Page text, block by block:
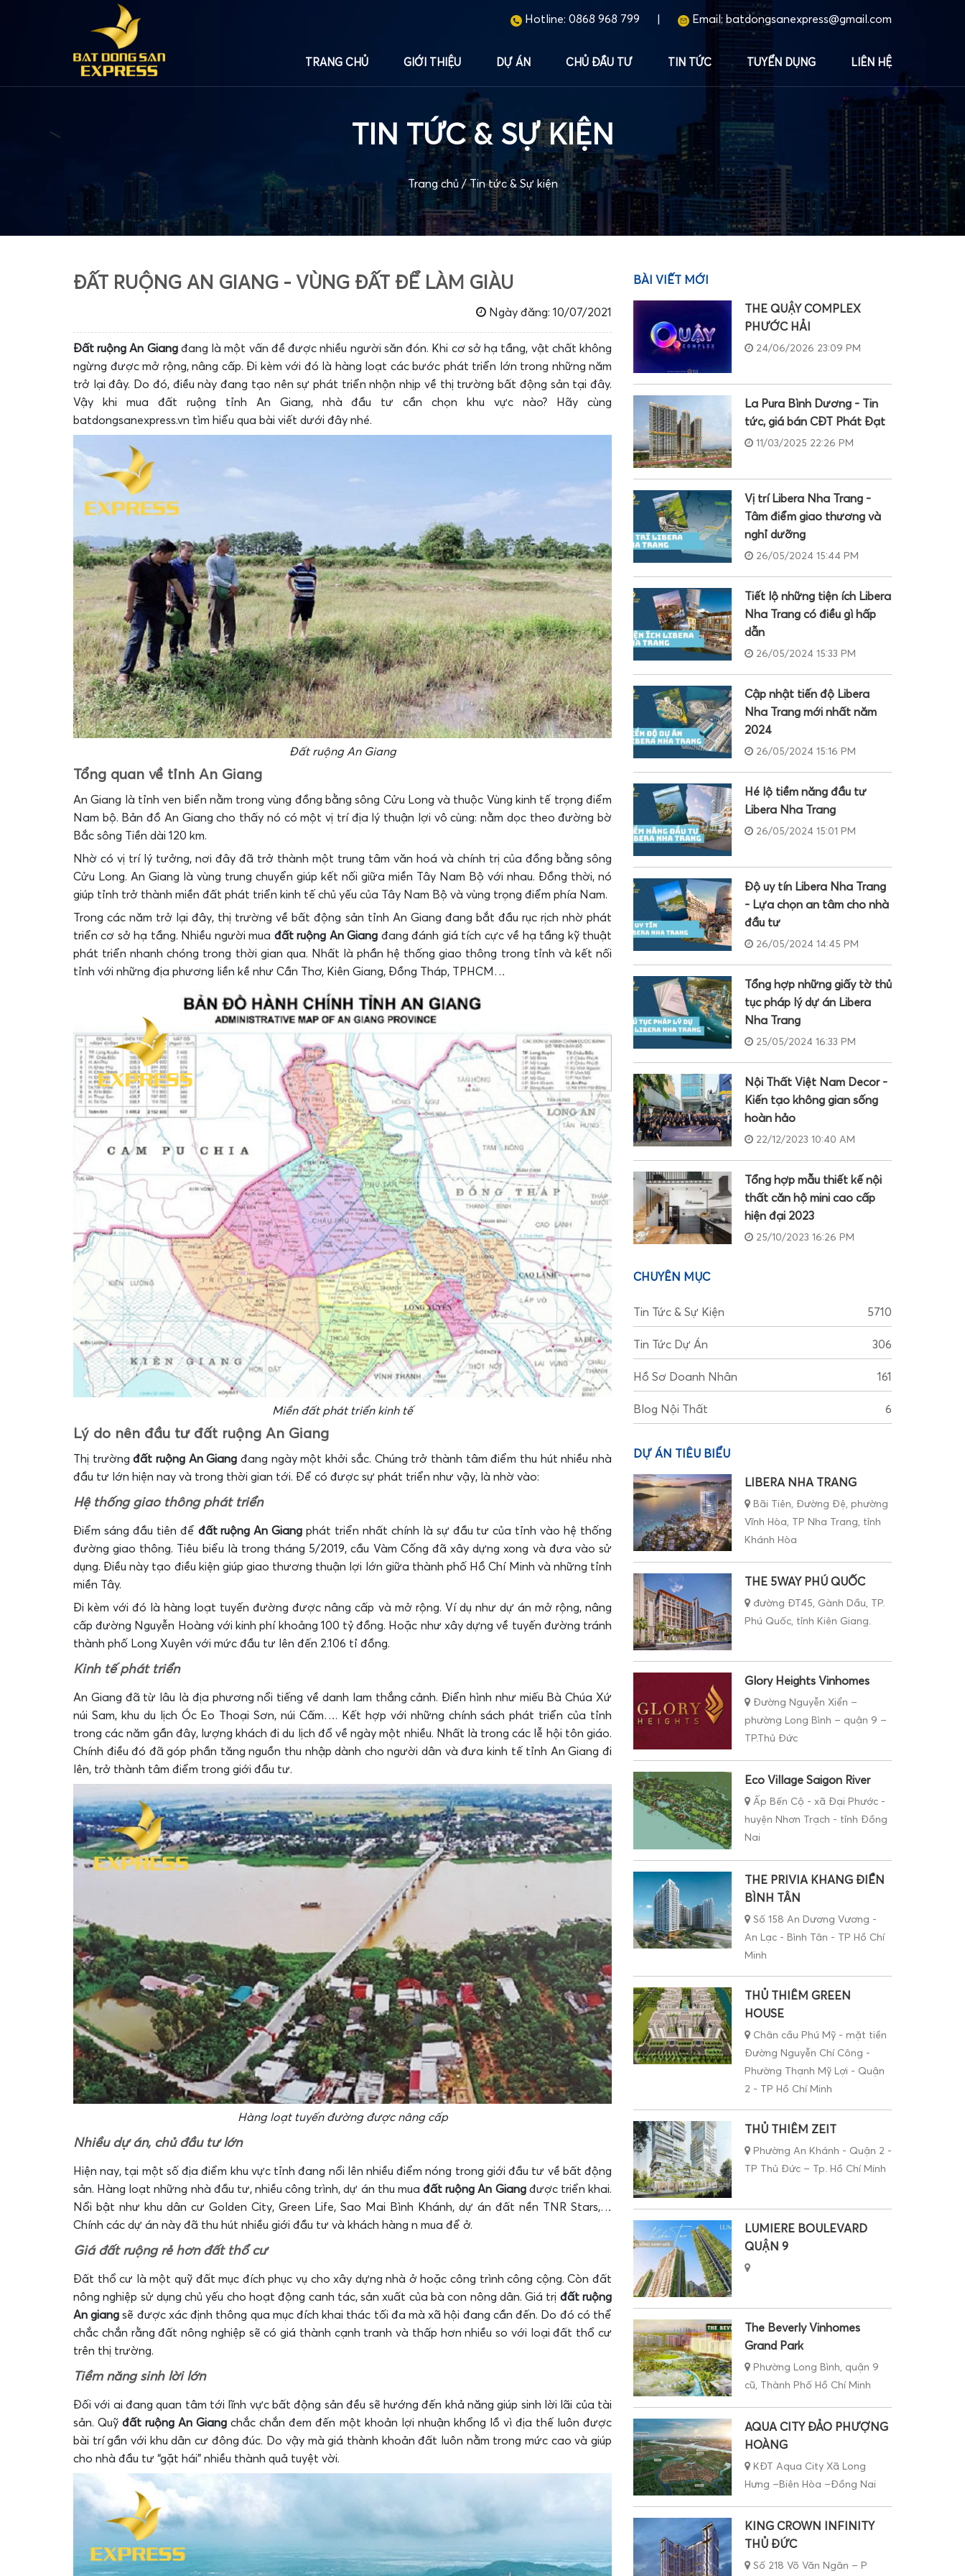
Hotline: 0868 968 799 Email: batdongsanexpress@gmail.com
TRANG CHỦ GIỚI THIỆU DỰ ÁN CHỦ ĐẦU TƯ TIN TỨC TUYỂN DỤNG LIÊN HỆ
TIN TỨC & SỰ KIỆN
Trang chủ /Tin tức & Sự kiện
ĐẤT RUỘNG AN GIANG - VÙNG ĐẤT ĐỂ LÀM GIÀU
Ngày đăng: 10/07/2021
Đất ruộng An Giangđang là một vấn đề được nhiều người săn đón. Khi cơ sở hạ tầng, vật chất không
ngừng được mở rộng, nâng cấp. Đi kèm với đó là hàng loạt các bước phát triển lớn trong những năm
trở lại đây. Do đó, điều này đang tạo nên sự phát triển nhộn nhịp về thị trường bất động sản tại đây.
Vậy khi mua đất ruộng tỉnh An Giang, nhà đầu tư cần chọn khu vực nào? Hãy cùng
batdongsanexpress.vn tìm hiểu qua bài viết dưới đây nhé.
Đất ruộng An Giang
Tổng quan về tỉnh An Giang
An Giang là tỉnh ven biển nằm trong vùng đồng bằng sông Cửu Long và thuộc Vùng kinh tế trọng điểm
Nam bộ. Bản đồ An Giang cho thấy nó có một vị trí địa lý thuận lợi vô cùng: nằm dọc theo đường bờ
Bắc sông Tiền dài 120 km.
Nhờ có vị trí lý tưởng, nơi đây đã trở thành một trung tâm văn hoá và chính trị của đồng bằng sông
Cửu Long. An Giang là vùng trung chuyển giúp kết nối giữa miền Tây Nam Bộ với nhau. Đồng thời, nó
giúp tỉnh trở thành miền đất phát triển kinh tế chủ yếu của Tây Nam Bộ và vùng trọng điểm phía Nam.
Trong các năm trở lại đây, thị trường về bất động sản tỉnh An Giang đang bắt đầu rục rịch nhờ phát
triển cơ sở hạ tầng. Nhiều người mua đất ruộng An Giang đang đánh giá tích cực về hạ tầng kỹ thuật
phát triển nhanh chóng trong thời gian qua. Nhất là phần hệ thống giao thông trong tỉnh và kết nối
tỉnh với những địa phương liền kề như Cần Thơ, Kiên Giang, Đồng Tháp, TPHCM…
Miền đất phát triển kinh tế
Lý do nên đầu tư đất ruộng An Giang
Thị trườngđất ruộng An Giang đang ngày một khởi sắc. Chúng trở thành tâm điểm thu hút nhiều nhà
đầu tư lớn hiện nay và trong thời gian tới. Để có được sự phát triển như vậy, là nhờ vào:
Hệ thống giao thông phát triển
Điểm sáng đầu tiên để đất ruộng An Giangphát triển nhất chính là sự đầu tư của tỉnh vào hệ thống
đường giao thông. Tiêu biểu là trong tháng 5/2019, cầu Vàm Cống đã xây dựng xong và đưa vào sử
dụng. Điều này tạo điều kiện giúp giao thương thuận lợi lớn giữa thành phố Hồ Chí Minh và những tỉnh
miền Tây.
Đi kèm với đó là hàng loạt tuyến đường được nâng cấp và mở rộng. Ví dụ như dự án mở rộng, nâng
cấp đường Nguyễn Hoàng với kinh phí khoảng 100 tỷ đồng. Hoặc như xây dựng về tuyến đường tránh
thành phố Long Xuyên với mức đầu tư lên đến 2.106 tỉ đồng.
Kinh tế phát triển
An Giang đã từ lâu là địa phương nổi tiếng về danh lam thắng cảnh. Điển hình như miếu Bà Chúa Xứ
núi Sam, khu du lịch Óc Eo Thoại Sơn, núi Cấm…. Kết hợp với những chính sách phát triển của tỉnh
trong các năm gần đây, lượng khách đi du lịch đổ về ngày một nhiều. Nhất là trong các lễ hội tôn giáo.
Chính điều đó đã góp phần tăng nguồn thu nhập dành cho người dân và đưa kinh tế tỉnh An Giang đi
lên, trở thành tâm điểm trong giới đầu tư.
Hàng loạt tuyến đường được nâng cấp
Nhiều dự án, chủ đầu tư lớn
Hiện nay, tại một số địa điểm khu vực tỉnh đang nổi lên nhiều điểm nóng trong giới đầu tư về bất động
sản. Hàng loạt những nhà đầu tư, nhiều công trình, dự án thu muađất ruộng An Giang được triển khai.
Nổi bật như khu dân cư Golden City, Green Life, Sao Mai Bình Khánh, dự án đất nền TNR Stars,…
Chính các dự án này đã thu hút nhiều giới đầu tư và khách hàng n mua để ở.
Giá đất ruộng rẻ hơn đất thổ cư
Đất thổ cư là một quỹ đất mục đích phục vụ cho xây dựng nhà ở hoặc công trình công cộng. Còn đất
nông nghiệp sử dụng chủ yếu cho hoạt động canh tác, sản xuất của bà con nông dân. Giá trị đất ruộng
An giangsẽ được xác định thông qua mục đích khai thác tối đa mà xã hội đang cần đến. Do đó có thể
chắc chắn rằng đất nông nghiệp sẽ có giá thành cạnh tranh và thấp hơn nhiều so với loại đất thổ cư
trên thị trường.
Tiềm năng sinh lời lớn
Đối với ai đang quan tâm tới lĩnh vực bất động sản đều sẽ hướng đến khả năng giúp sinh lời lãi của tài
sản. Quỹđất ruộng An Giang chắc chắn đem đến một khoản lợi nhuận khổng lồ vì địa thế luôn được
bài trí gần với khu dân cư đông đúc. Do vậy mà giá thành khoản đất luôn nằm trong mức cao và giúp
cho nhà đầu tư “gặt hái” nhiều thành quả tuyệt vời.
BÀI VIẾT MỚI
THE QUẬY COMPLEX
PHƯỚC HẢI
24/06/2026 23:09 PM
La Pura Bình Dương - Tin
tức, giá bán CĐT Phát Đạt
11/03/2025 22:26 PM
Vị trí Libera Nha Trang -
Tâm điểm giao thương và
nghỉ dưỡng
26/05/2024 15:44 PM
Tiết lộ những tiện ích Libera
Nha Trang có điều gì hấp
dẫn
26/05/2024 15:33 PM
Cập nhật tiến độ Libera
Nha Trang mới nhất năm
2024
26/05/2024 15:16 PM
Hé lộ tiềm năng đầu tư
Libera Nha Trang
26/05/2024 15:01 PM
Độ uy tín Libera Nha Trang
- Lựa chọn an tâm cho nhà
đầu tư
26/05/2024 14:45 PM
Tổng hợp những giấy tờ thủ
tục pháp lý dự án Libera
Nha Trang
25/05/2024 16:33 PM
Nội Thất Việt Nam Decor -
Kiến tạo không gian sống
hoàn hảo
22/12/2023 10:40 AM
Tổng hợp mẫu thiết kế nội
thất căn hộ mini cao cấp
hiện đại 2023
25/10/2023 16:26 PM
CHUYÊN MỤC
Tin Tức & Sự Kiện 5710
Tin Tức Dự Án 306
Hồ Sơ Doanh Nhân 161
Blog Nội Thất 6
DỰ ÁN TIÊU BIỂU
LIBERA NHA TRANG
Bãi Tiên, Đường Đệ, phường
Vĩnh Hòa, TP Nha Trang, tỉnh
Khánh Hòa
THE 5WAY PHÚ QUỐC
đường ĐT45, Gành Dầu, TP.
Phú Quốc, tỉnh Kiên Giang.
Glory Heights Vinhomes
Đường Nguyễn Xiển –
phường Long Bình – quận 9 –
TP.Thủ Đức
Eco Village Saigon River
Ấp Bến Cộ - xã Đại Phước -
huyện Nhơn Trạch - tỉnh Đồng
Nai
THE PRIVIA KHANG ĐIỀN
BÌNH TÂN
Số 158 An Dương Vương -
An Lạc - Bình Tân - TP Hồ Chí
Minh
THỦ THIÊM GREEN
HOUSE
Chân cầu Phú Mỹ - mặt tiền
Đường Nguyễn Chí Công -
Phường Thạnh Mỹ Lợi - Quận
2 - TP Hồ Chí Minh
THỦ THIÊM ZEIT
Phường An Khánh - Quận 2 -
TP Thủ Đức – Tp. Hồ Chí Minh
LUMIERE BOULEVARD
QUẬN 9
The Beverly Vinhomes
Grand Park
Phường Long Bình, quận 9
cũ, Thành Phố Hồ Chí Minh
AQUA CITY ĐẢO PHƯỢNG
HOÀNG
KĐT Aqua City Xã Long
Hưng –Biên Hòa –Đồng Nai
KING CROWN INFINITY
THỦ ĐỨC
Số 218 Võ Văn Ngân – P